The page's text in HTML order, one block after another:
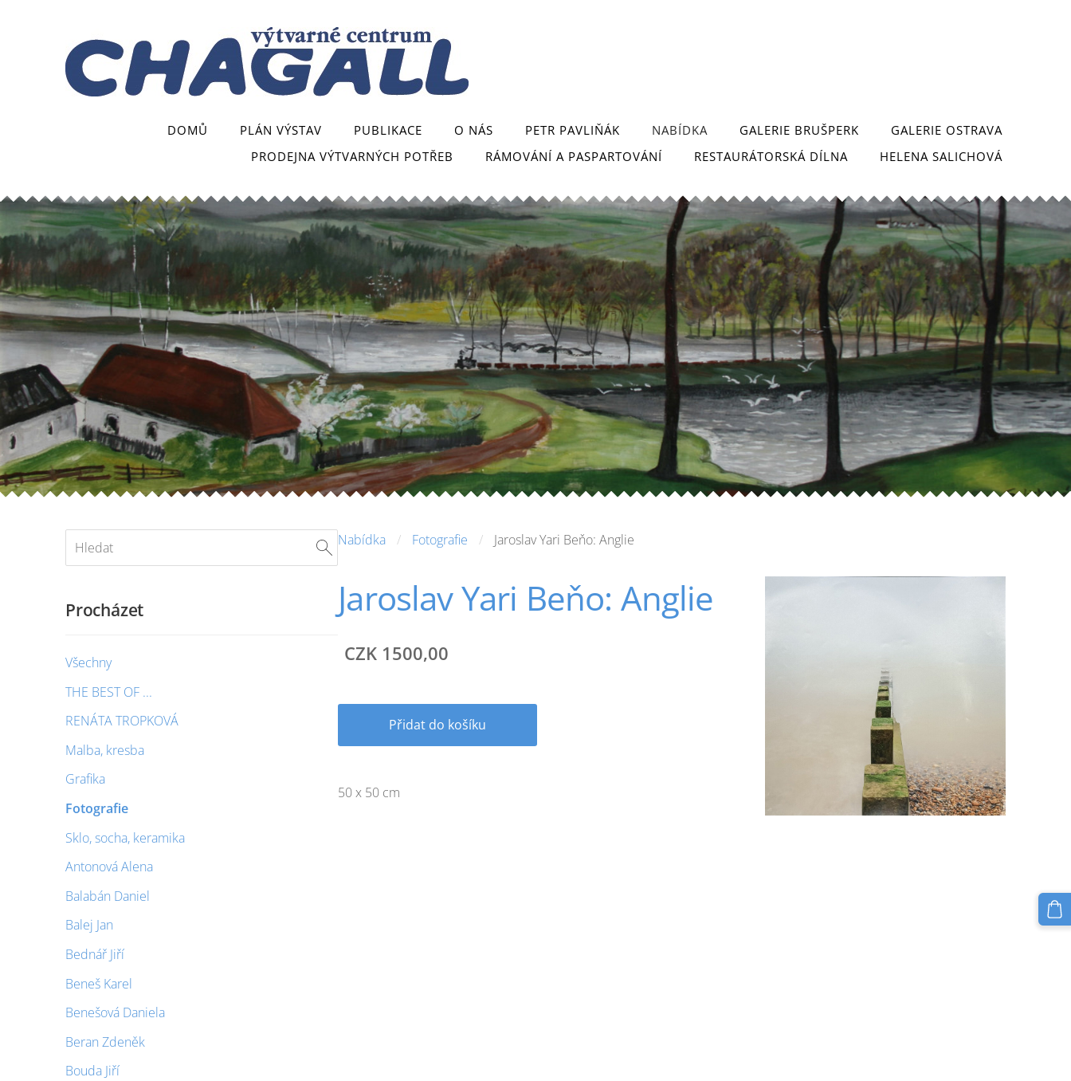
DOMŮ PLÁN VÝSTAV PUBLIKACE O NÁS PETR PAVLIŇÁK NABÍDKA GALERIE BRUŠPERK
GALERIE OSTRAVA
PRODEJNA VÝTVARNÝCH POTŘEB
RÁMOVÁNÍ A PASPARTOVÁNÍ RESTAURÁTORSKÁ DÍLNA HELENA SALICHOVÁ
Procházet
Všechny
THE BEST OF ...
RENÁTA TROPKOVÁ
Malba, kresba
Grafika
Fotografie
Sklo, socha, keramika
Antonová Alena
Balabán Daniel
Balej Jan
Bednář Jiří
Beneš Karel
Benešová Daniela
Beran Zdeněk
Bouda Jiří
Nabídka Fotografie Jaroslav Yari Beňo: Anglie
Jaroslav Yari Beňo: Anglie
CZK 1500,00
Přidat do košíku
50 x 50 cm